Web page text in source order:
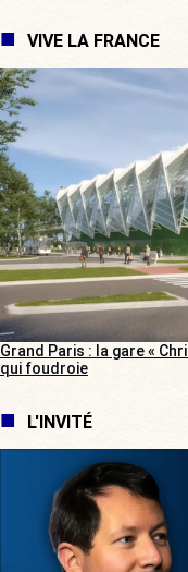
VIVE LA FRANCE
Grand Paris : la gare «
qui foudroie
L'INVITÉ